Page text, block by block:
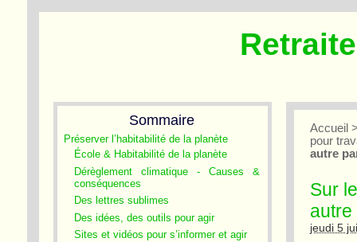
Sommaire
Préserver l’habitabilité de la planète
École & Habitabilité de la planète
Dérèglement climatique - Causes &
conséquences
Des lettres sublimes
Des idées, des outils pour agir
Sites et vidéos pour s’informer et agir
Accueil
pour
autre
Sur
jeudi 5